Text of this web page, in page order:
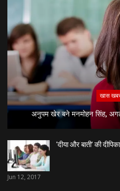
खास
अनुपम खेर बने मनमोहन सिंह, अगले
‘दीया और बाती’ की
Jun 12, 2017